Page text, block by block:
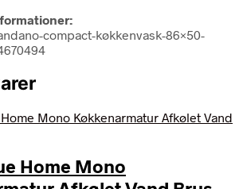
compact-køkkenvask-86×50-
Home Mono